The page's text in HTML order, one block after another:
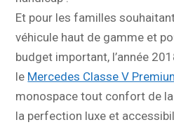
Et pour les familles
véhicule haut de gamme et
budget important, l’année
le Mercedes Classe V
monospace tout confort de
la perfection luxe et